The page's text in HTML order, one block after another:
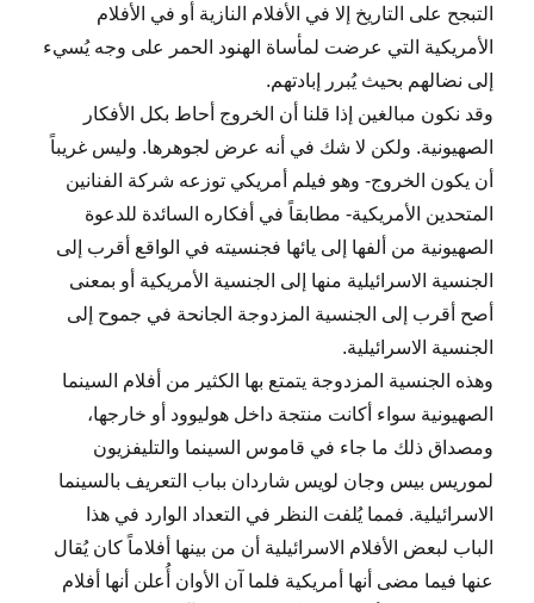
التبجح على التاريخ إلا في الأفلام النازية أو في الأفلام
الأمريكية التي عرضت لمأساة الهنود الحمر على وجه يُسيء
إلى نضالهم بحيث يُبرر إبادتهم.
وقد نكون مبالغين إذا قلنا أن الخروج أحاط بكل الأفكار
الصهيونية. ولكن لا شك في أنه عرض لجوهرها. وليس غريباً
أن يكون الخروج- وهو فيلم أمريكي توزعه شركة الفنانين
المتحدين الأمريكية- مطابقاً في أفكاره السائدة للدعوة
الصهيونية من ألفها إلى يائها فجنسيته في الواقع أقرب إلى
الجنسية الاسرائيلية منها إلى الجنسية الأمريكية أو بمعنى
أصح أقرب إلى الجنسية المزدوجة الجانحة في جموح إلى
الجنسية الاسرائيلية.
وهذه الجنسية المزدوجة يتمتع بها الكثير من أفلام السينما
الصهيونية سواء أكانت منتجة داخل هوليوود أو خارجها،
ومصداق ذلك ما جاء في قاموس السينما والتليفزيون
لموريس بيس وجان لويس شاردان بباب التعريف بالسينما
الاسرائيلية. فمما يُلفت النظر في التعداد الوارد في هذا
الباب لبعض الأفلام الاسرائيلية أن من بينها أفلاماً كان يُقال
عنها فيما مضى أنها أمريكية فلما آن الأوان أُعلن أنها أفلام